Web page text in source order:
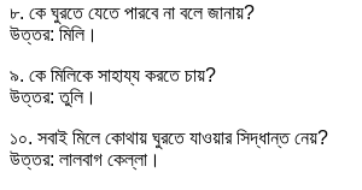
৮. কে ঘুরতে যেতে পারবে না বলে জানায়?
উত্তর: মিলি।
৯. কে মিলিকে সাহায্য করতে চায়?
উত্তর: তুলি।
১০. সবাই মিলে কোথায় ঘুরতে যাওয়ার সিদ্ধান্ত নেয়?
উত্তর: লালবাগ কেল্লা।